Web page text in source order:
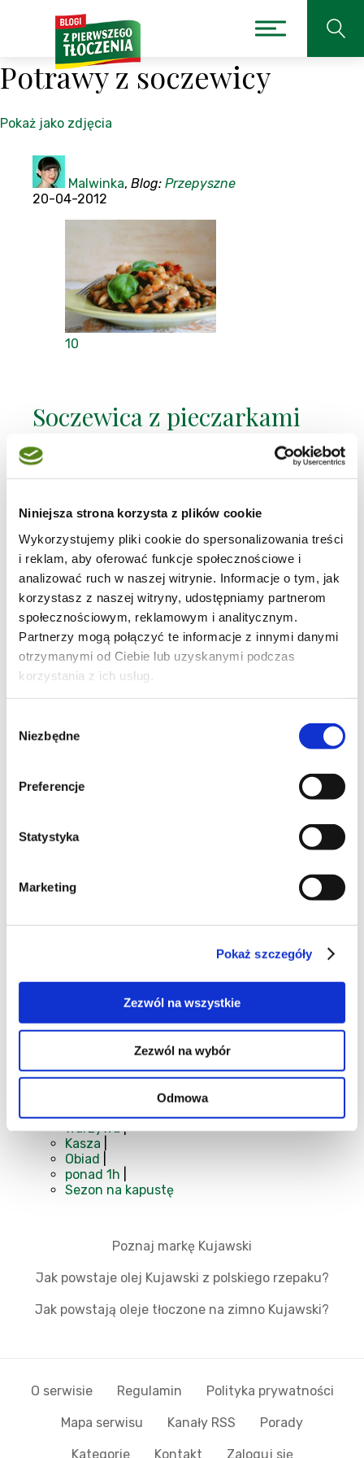
Niniejsza strona korzysta z plików cookie
Wykorzystujemy pliki cookie do spersonalizowania treści
i reklam, aby oferować funkcje społecznościowe i
analizować ruch w naszej witrynie. Informacje o tym, jak
korzystasz z naszej witryny, udostępniamy partnerom
społecznościowym, reklamowym i analitycznym.
Partnerzy mogą połączyć te informacje z innymi danymi
otrzymanymi od Ciebie lub uzyskanymi podczas
korzystania z ich usług.
zgody
Niezbędne
Preferencje
Statystyka
Marketing
Pokaż szczegóły
Zezwól na wszystkie
Zezwól na wybór
Odmowa
Potrawy z soczewicy
Pokaż jako zdjęcia
Malwinka, Blog: Przepyszne
20-04-2012
10
Soczewica z pieczarkami
Przyrządzanie soczewicy jest banalne, praktycznie
robi się sama. Z dodatkiem pieczarek otrzymujemy
warzywnych obiadów na pewno posmakuje.
Na letni obiad
Dieta wegetariańska|
Warzywa|
Grzyby
Kasza|
Obiad|
do 30 minut|
Grzyby - inspiracje kulinarne |
Lekki obiad
|
Smacznie z pomidorem|
Błyskawiczny obiad
vesenka
Gołąbki z kaszą gryczaną i
soczewicą
Przepyszne gołąbki z kaszą gryczaną i soczewicą
Kuchnia polska|
Warzywa|
Kasza
Obiad
ponad 1h
Sezon na kapustę
Poznaj markę Kujawski
Jak powstaje olej Kujawski z polskiego rzepaku?
Jak powstają oleje tłoczone na zimno Kujawski?
O serwisie Regulamin Polityka prywatności
Mapa serwisu Kanały RSS Porady
Kategorie Kontakt Zaloguj się